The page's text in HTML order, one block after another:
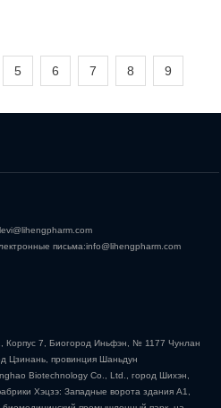
5 6 7 8 9
levi@lihengpharm.com
письма:info@lihengpharm.com
Корпус 7, Биогород Иньфэн, № 1177 Чунлан
Цзинань, провинция Шаньдун
Biotechnology Co., Ltd., город Шихэн,
Хэцзэ: Западные ворота здания А1,